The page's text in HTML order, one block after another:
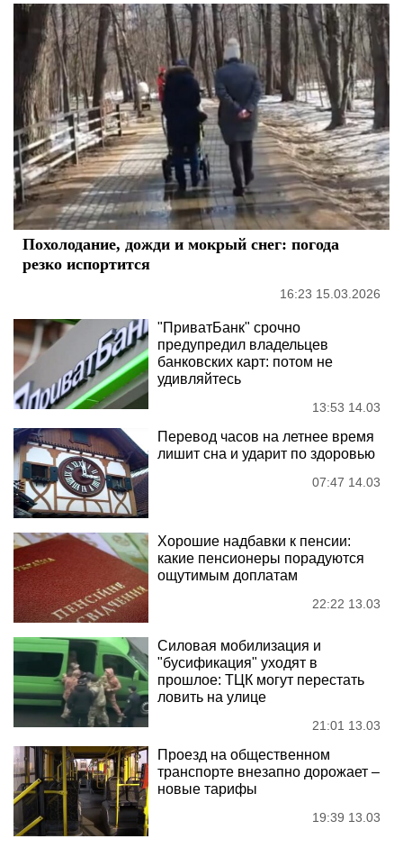
Похолодание, дожди и мокрый снег: погода
резко испортится
16:23 15.03.2026
"ПриватБанк" срочно
предупредил владельцев
банковских карт: потом не
удивляйтесь
13:53 14.03
Перевод часов на летнее время
лишит сна и ударит по здоровью
07:47 14.03
Хорошие надбавки к пенсии:
какие пенсионеры порадуются
ощутимым доплатам
22:22 13.03
Силовая мобилизация и
"бусификация" уходят в
прошлое: ТЦК могут перестать
ловить на улице
21:01 13.03
Проезд на общественном
транспорте внезапно дорожает –
новые тарифы
19:39 13.03